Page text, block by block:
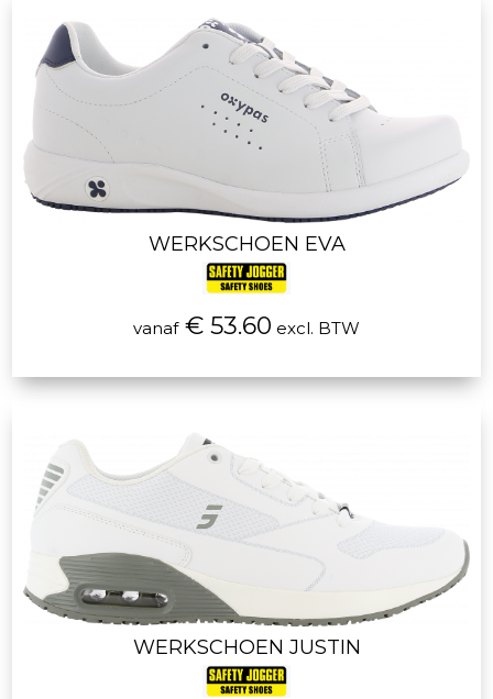
WERKSCHOEN EVA
vanaf€ 53.60 excl. BTW
WERKSCHOEN JUSTIN